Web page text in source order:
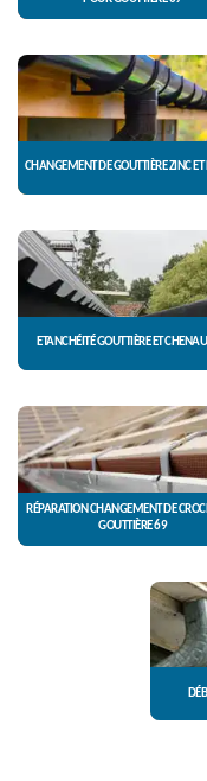
CHANGEMENT DE GOUTTIÈRE ZINC
ETANCHÉITÉ GOUTTIÈRE ET
RÉPARATION CHANGEMENT DE
GOUTTIÈRE 69